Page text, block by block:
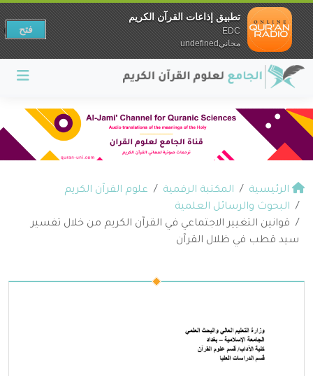
الرئيسية المكتبة الرقمية
علوم القرآن الكريم
البحوث والرسائل العلمية
قوانين التغيير الاجتماعي في القرآن الكريم من خلال تفسير
سيد قطب في ظلال القرآن
تطبيق إذاعات القرآن الكريم
EDC
مجانيundefined
فتح